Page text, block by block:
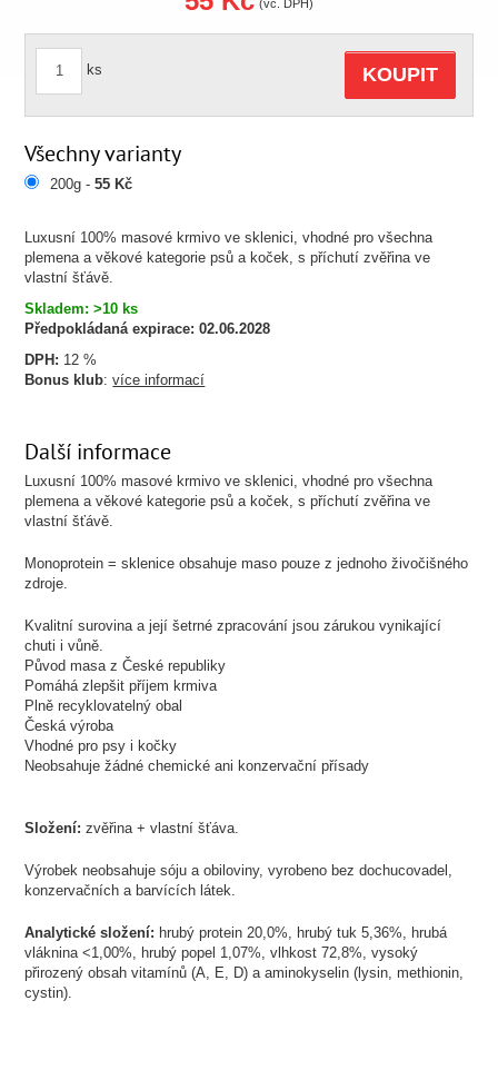
Luxusní 100% masové krmivo ve sklenici, vhodné pro všechna
plemena a věkové kategorie psů a koček, s příchutí zvěřina ve
vlastní šťávě.
Skladem: >10 ks
Předpokládaná expirace: 02.06.2028
DPH: 12 %
Bonus klub:více informací
(vč. DPH)
ks KOUPIT
Všechny varianty
200g -55 Kč
Další informace
Luxusní 100% masové krmivo ve sklenici, vhodné pro všechna
plemena a věkové kategorie psů a koček, s příchutí zvěřina ve
vlastní šťávě.
Monoprotein = sklenice obsahuje maso pouze z jednoho živočišného
zdroje.
Kvalitní surovina a její šetrné zpracování jsou zárukou vynikající
chuti i vůně.
Původ masa z České republiky
Pomáhá zlepšit příjem krmiva
Plně recyklovatelný obal
Česká výroba
Vhodné pro psy i kočky
Neobsahuje žádné chemické ani konzervační přísady
Složení: zvěřina + vlastní šťáva.
Výrobek neobsahuje sóju a obiloviny, vyrobeno bez dochucovadel,
konzervačních a barvících látek.
Analytické složení: hrubý protein 20,0%, hrubý tuk 5,36%, hrubá
vláknina <1,00%, hrubý popel 1,07%, vlhkost 72,8%, vysoký
přirozený obsah vitamínů (A, E, D) a aminokyselin (lysin, methionin,
cystin).